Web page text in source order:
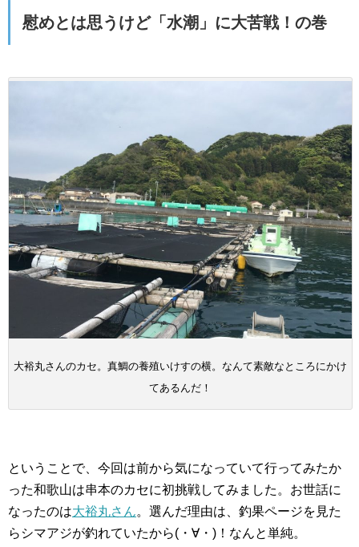
慰めとは思うけど「水潮」に大苦戦！の巻
大裕丸さんのカセ。真鯛の養殖いけすの横。なんて素敵なところにかけ
てあるんだ！
ということで、今回は前から気になっていて行ってみたか
った和歌山は串本のカセに初挑戦してみました。お世話に
なったのは大裕丸さん。選んだ理由は、釣果ページを見た
らシマアジが釣れていたから(・∀・)！なんと単純。